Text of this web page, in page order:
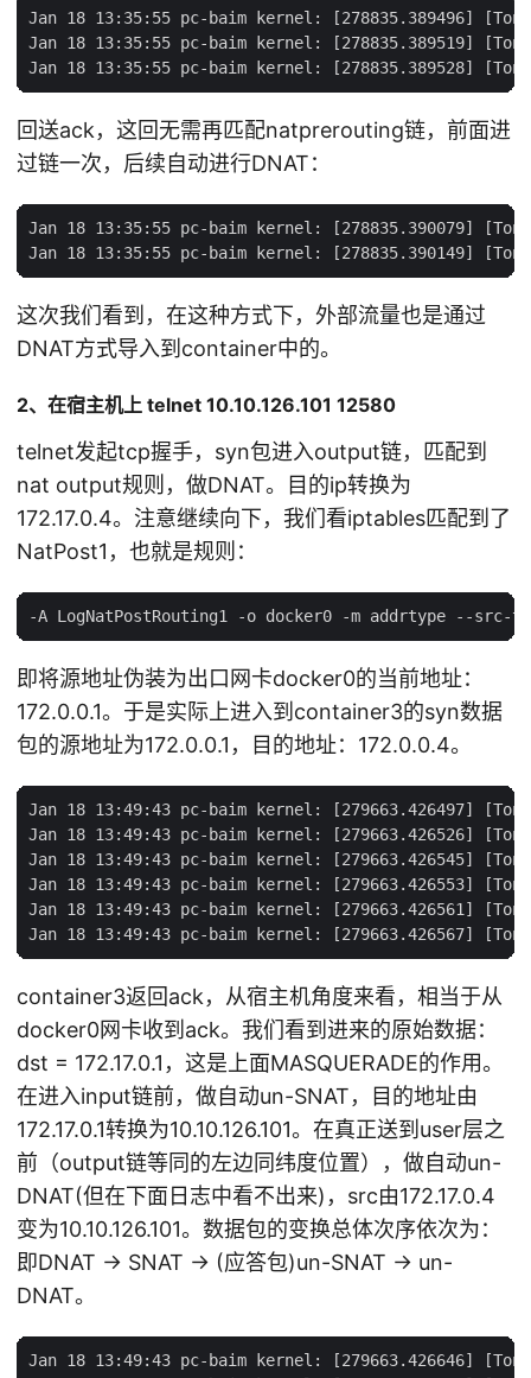
Jan 18 13:35:55 pc-baim kernel: [278835.389496]
Jan 18 13:35:55 pc-baim kernel: [278835.389519] [TonyBai]-
回送ack，这回无需再匹配natprerouting链，前面进
过链一次，后续自动进行DNAT：
Jan 18 13:35:55 pc-baim kernel: [278835.390079]
这次我们看到，在这种方式下，外部流量也是通过
DNAT方式导入到container中的。
2、在宿主机上 telnet 10.10.126.101 12580
telnet发起tcp握手，syn包进入output链，匹配到
nat output规则，做DNAT。目的ip转换为
172.17.0.4。注意继续向下，我们看iptables匹配到了
NatPost1，也就是规则：
即将源地址伪装为出口网卡docker0的当前地址：
172.0.0.1。于是实际上进入到container3的syn数据
包的源地址为172.0.0.1，目的地址：172.0.0.4。
Jan 18 13:49:43 pc-baim kernel: [279663.426497] [TonyBai]-
Jan 18 13:49:43 pc-baim kernel: [279663.426526] [TonyBai]-
Jan 18 13:49:43 pc-baim kernel: [279663.426545] [TonyBai]-
Jan 18 13:49:43 pc-baim kernel: [279663.426553] [TonyBai]-
Jan 18 13:49:43 pc-baim kernel: [279663.426561] [TonyBai]-
container3返回ack，从宿主机角度来看，相当于从
docker0网卡收到ack。我们看到进来的原始数据：
dst = 172.17.0.1，这是上面MASQUERADE的作用。
在进入input链前，做自动un-SNAT，目的地址由
172.17.0.1转换为10.10.126.101。在真正送到user层之
前（output链等同的左边同纬度位置），做自动un-
DNAT(但在下面日志中看不出来)，src由172.17.0.4
变为10.10.126.101。数据包的变换总体次序依次为：
即DNAT -> SNAT -> (应答包)un-SNAT -> un-
DNAT。
Jan 18 13:49:43 pc-baim kernel: [279663.426646]